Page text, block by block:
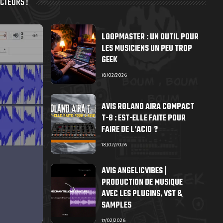
LOOPMASTER : UN OUTIL POUR
LES MUSICIENS UN PEU TROP
GEEK
18/02/2026
AVIS ROLAND AIRA COMPACT
T-8 : EST-ELLE FAITE POUR
FAIRE DE L’ACID ?
18/02/2026
AVIS ANGELICVIBES |
PRODUCTION DE MUSIQUE
AVEC LES PLUGINS, VST &
SAMPLES
17/02/2026